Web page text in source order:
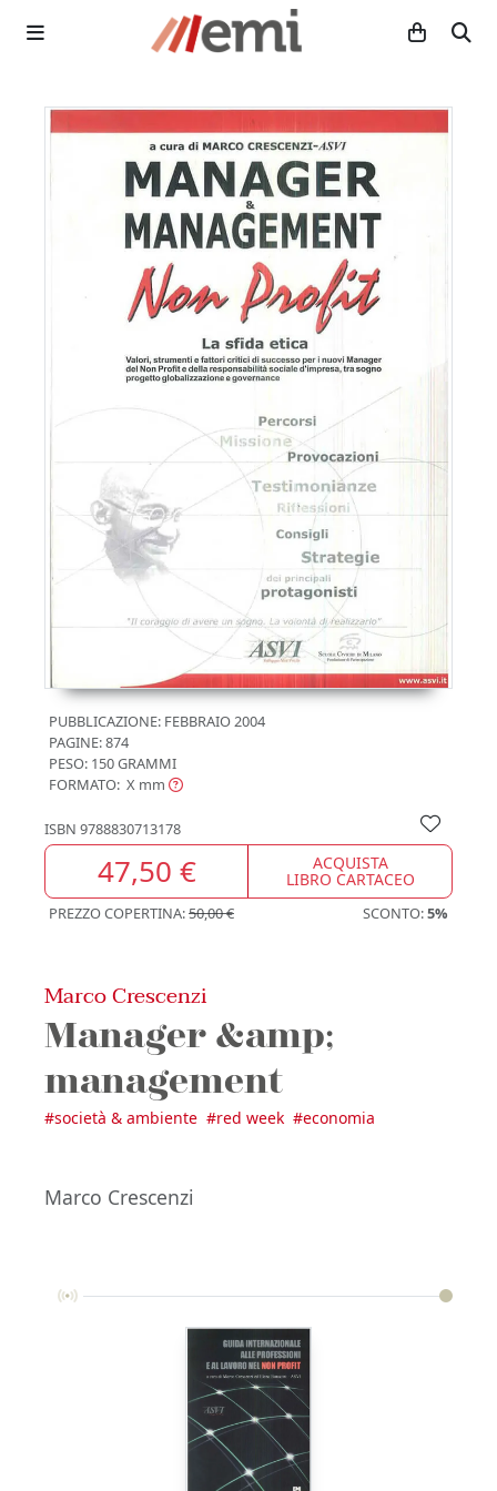
PUBBLICAZIONE: FEBBRAIO 2004
PAGINE: 874
PESO: 150 GRAMMI
FORMATO: X mm
ISBN 9788830713178
47,50 € ACQUISTA
LIBRO CARTACEO
PREZZO COPERTINA:50,00 € SCONTO:5%
Marco Crescenzi
Manager &amp;
management
#società & ambiente #red week #economia
Marco Crescenzi